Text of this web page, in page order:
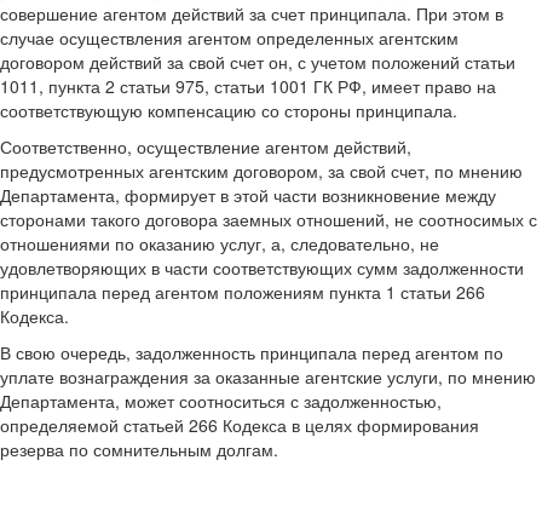
совершение агентом действий за счет принципала. При этом в
случае осуществления агентом определенных агентским
договором действий за свой счет он, с учетом положений статьи
1011, пункта 2 статьи 975, статьи 1001 ГК РФ, имеет право на
соответствующую компенсацию со стороны принципала.
Соответственно, осуществление агентом действий,
предусмотренных агентским договором, за свой счет, по мнению
Департамента, формирует в этой части возникновение между
сторонами такого договора заемных отношений, не соотносимых с
отношениями по оказанию услуг, а, следовательно, не
удовлетворяющих в части соответствующих сумм задолженности
принципала перед агентом положениям пункта 1 статьи 266
Кодекса.
В свою очередь, задолженность принципала перед агентом по
уплате вознаграждения за оказанные агентские услуги, по мнению
Департамента, может соотноситься с задолженностью,
определяемой статьей 266 Кодекса в целях формирования
резерва по сомнительным долгам.